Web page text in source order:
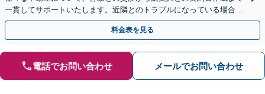
一貫してサポートいたします。近隣とのトラブルになっている場合
や、解決が難航している案件でも、ぜひご相談ください。
料金表を見る
電話でお問い合わせ メールでお問い合わせ